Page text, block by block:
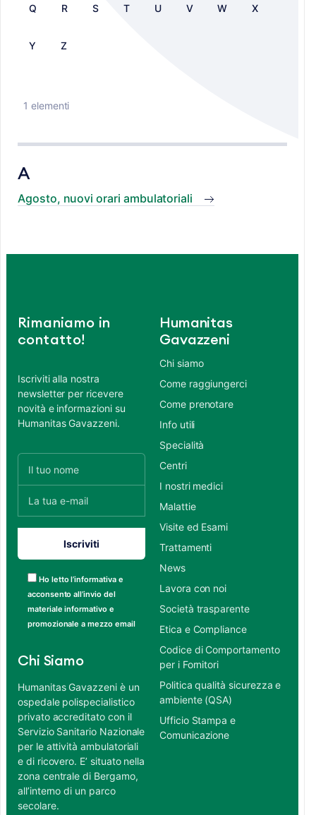
Q R S T U V W X
Y Z
1 elementi
A
Agosto, nuovi orari ambulatoriali
Rimaniamo in
contatto!
Iscriviti alla nostra
newsletter per ricevere
novità e informazioni su
Humanitas Gavazzeni.
Ho letto l’informativa e
acconsento all’invio del
materiale informativo e
promozionale a mezzo email
Chi Siamo
Humanitas Gavazzeni è un
ospedale polispecialistico
privato accreditato con il
Servizio Sanitario Nazionale
per le attività ambulatoriali
e di ricovero. E’ situato nella
zona centrale di Bergamo,
all’interno di un parco
secolare.
Humanitas
Gavazzeni
Chi siamo
Come raggiungerci
Come prenotare
Info utili
Specialità
Centri
I nostri medici
Malattie
Visite ed Esami
Trattamenti
News
Lavora con noi
Società trasparente
Etica e Compliance
Codice di Comportamento
per i Fornitori
Politica qualità sicurezza e
ambiente (QSA)
Ufficio Stampa e
Comunicazione